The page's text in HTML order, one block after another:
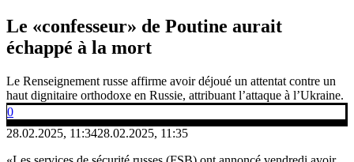
Le «confesseur» de Poutine aurait
échappé à la mort
Le Renseignement russe affirme avoir déjoué un attentat contre un
haut dignitaire orthodoxe en Russie, attribuant l’attaque à l’Ukraine.
0
28.02.2025, 11:3428.02.2025, 11:35